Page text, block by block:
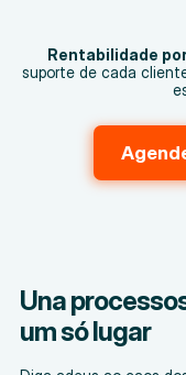
Rentabilidade
suporte de cada
Una
um só lugar